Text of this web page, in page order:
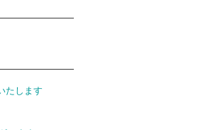
たします